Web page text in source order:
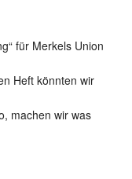
für Merkels Union
Heft könnten wir
machen wir was